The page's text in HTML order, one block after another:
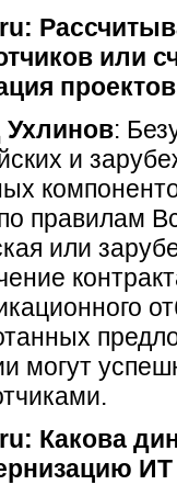
или
:
и
правилам
или
могут
Какова
ИТ